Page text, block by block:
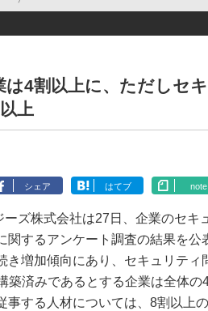
は4割以上に、ただしセ
上
シェア はてブ note
ズ株式会社は27日、企業のセキ
関するアンケート調査の結果を公
き増加傾向にあり、セキュリティ
築済みであるとする企業は全体の
事する人材については、8割以上